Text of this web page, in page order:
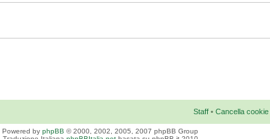
Staff • Cancella cookie
Powered by phpBB © 2000, 2002, 2005, 2007 phpBB Group